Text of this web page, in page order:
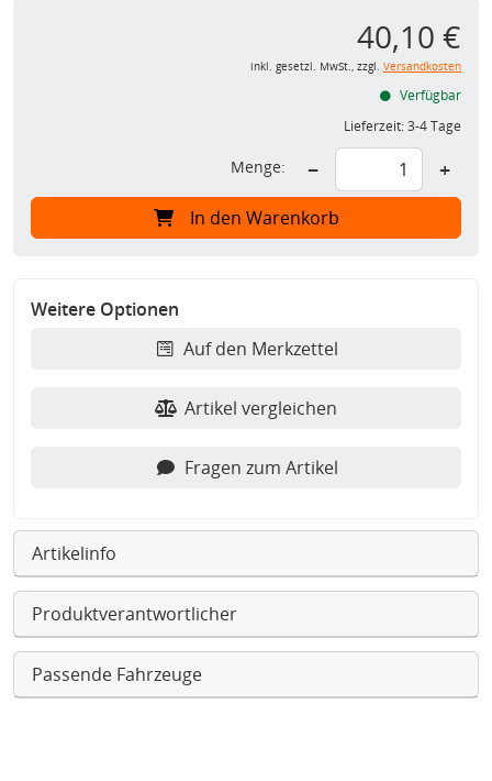
40,10 €
inkl. gesetzl. MwSt., zzgl. Versandkosten
Verfügbar
Lieferzeit:3-4 Tage
Menge: − +
In den Warenkorb
Weitere Optionen
Auf den Merkzettel
Artikel vergleichen
Fragen zum Artikel
Artikelinfo
Produktverantwortlicher
Passende Fahrzeuge